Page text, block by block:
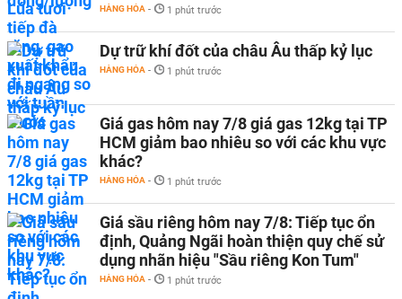
HÀNG HÓA - 1 phút trước
Dự trữ khí đốt của châu Âu thấp kỷ lục
HÀNG HÓA - 1 phút trước
Giá gas hôm nay 7/8 giá gas 12kg tại TP
HCM giảm bao nhiêu so với các khu vực
khác?
HÀNG HÓA - 1 phút trước
Giá sầu riêng hôm nay 7/8: Tiếp tục ổn
định, Quảng Ngãi hoàn thiện quy chế sử
dụng nhãn hiệu "Sầu riêng Kon Tum"
HÀNG HÓA - 1 phút trước